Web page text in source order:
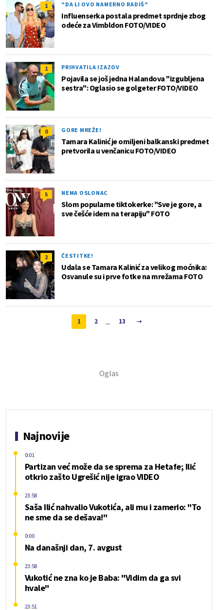
1 "DA LI OVO NAMERNO RADIŠ"
Influenserka postala predmet sprdnje zbog
odeće za Vimbldon FOTO/VIDEO
1 PRIHVATILA IZAZOV
Pojavila se još jedna Halandova "izgubljena
sestra": Oglasio se golgeter FOTO/VIDEO
0 GORE MREŽE!
Tamara Kalinić je omiljeni balkanski predmet
pretvorila u venčanicu FOTO/VIDEO
5 NEMA OSLONAC
Slom popularne tiktokerke: "Sve je gore, a
sve češće idem na terapiju" FOTO
2 ČESTITKE!
Udala se Tamara Kalinić za velikog moćnika:
Osvanule su i prve fotke na mrežama FOTO
1 2 ... 13
Najnovije
Partizan već može da se sprema za Hetafe; Ilić
otkrio zašto Ugrešić nije igrao VIDEO
0:01
Saša Ilić nahvalio Vukotića, ali mu i zamerio: "To
ne sme da se dešava!"
23:58
Na današnji dan, 7. avgust
0:00
Vukotić ne zna ko je Baba: "Vidim da ga svi
hvale"
23:58
23:51